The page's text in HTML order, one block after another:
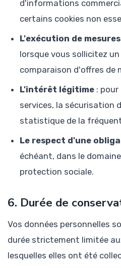
d'informations
certains cookies non
L'exécution de
lorsque vous sollicitez
comparaison d'offres de
L'intérêt légitime :
services, la sécurisation
statistique de la
Le respect d'une
échéant, dans le
protection sociale.
6. Durée de
Vos données personnelles
durée strictement limitée
lesquelles elles ont été